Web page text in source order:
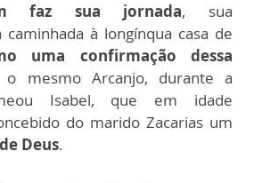
faz sua jornada, sua
caminhada à longínqua casa de
uma confirmação dessa
mesmo Arcanjo, durante a
Isabel, que em idade
do marido Zacarias um
Deus.